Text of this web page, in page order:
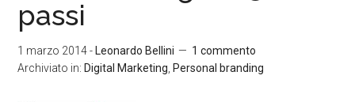
passi
1 marzo 2014- Leonardo Bellini
1 commento
Archiviato in: Digital Marketing Personal branding